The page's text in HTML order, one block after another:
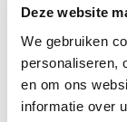
Deze website
We gebruiken
personaliseren,
en om ons
informatie over
Linda K.
Uitstekend
Review
by
Linda
review
stating
Uitstekend
Werkt heel
mijn paard.
niet irriteert,